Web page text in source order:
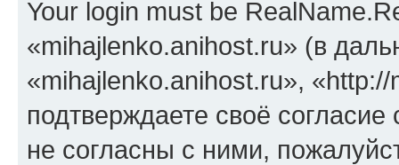
Your login must be
«mihajlenko.anihost.ru» (в
«mihajlenko.anihost.ru»,
подтверждаете своё
не согласны с ними,